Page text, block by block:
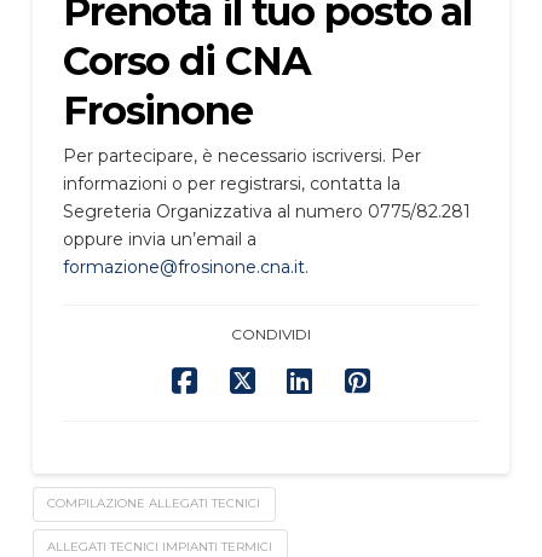
Prenota il tuo posto al
Corso di CNA
Frosinone
Per partecipare, è necessario iscriversi. Per
informazioni o per registrarsi, contatta la
Segreteria Organizzativa al numero 0775/82.281
oppure invia un’email a
formazione@frosinone.cna.it.
CONDIVIDI
COMPILAZIONE ALLEGATI TECNICI
ALLEGATI TECNICI IMPIANTI TERMICI